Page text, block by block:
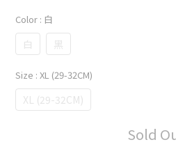
Color : 白
白 黑
Size : XL (29-32CM)
XL (29-32CM)
Sold